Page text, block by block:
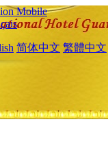
Mobile
简体中文 繁體中文